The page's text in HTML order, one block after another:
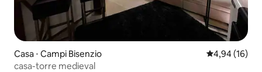
Casa ⋅ Campi Bisenzio 4,94 de uma
4,94 (16)
casa-torre medieval